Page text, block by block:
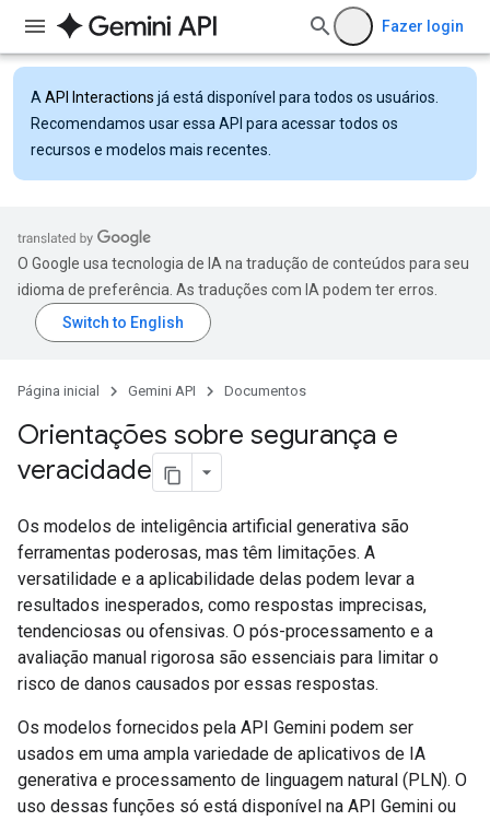
Fazer login
A API Interactions já está disponível para todos os usuários.
Recomendamos usar essa API para acessar todos os
recursos e modelos mais recentes.
O Google usa tecnologia de IA na tradução de conteúdos para seu
idioma de preferência. As traduções com IA podem ter erros.
Página inicial Gemini API Documentos
Orientações sobre segurança e
veracidade
Os modelos de inteligência artificial generativa são
ferramentas poderosas, mas têm limitações. A
versatilidade e a aplicabilidade delas podem levar a
resultados inesperados, como respostas imprecisas,
tendenciosas ou ofensivas. O pós-processamento e a
avaliação manual rigorosa são essenciais para limitar o
risco de danos causados por essas respostas.
Os modelos fornecidos pela API Gemini podem ser
usados em uma ampla variedade de aplicativos de IA
generativa e processamento de linguagem natural (PLN). O
uso dessas funções só está disponível na API Gemini ou